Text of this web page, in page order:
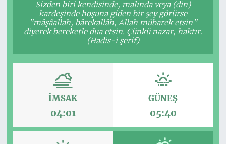
Sizden biri kendisinde, malında veya (din)
kardeşinde hoşuna giden bir şey görürse
"mâşâallah, bârekallâh, Allah mübarek etsin"
diyerek bereketle dua etsin. Çünkü nazar, haktır.
(Hadis-i şerif)
İMSAK
04:01
GÜNEŞ
05:40